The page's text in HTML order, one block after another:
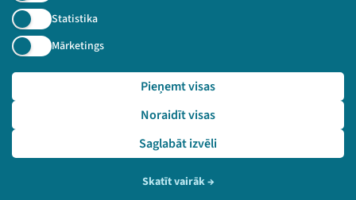
Statistika
Mārketings
Saglabāt izvēli
Noraidīt visas
Pieņemt visas
Skatīt vairāk→
Nepalaid garām aktuālāko informāciju!
Pieteikties
🔗 https://festivalslampa.lv/lv/dalibnieki/4927